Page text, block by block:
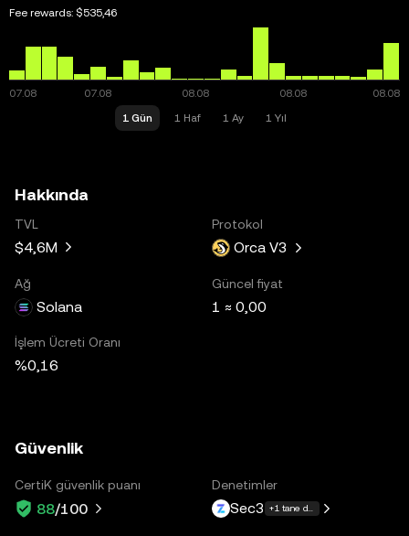
Fee rewards: $535,46
1 Gün 1 Haf 1 Ay 1 Yıl
Hakkında
TVL
$4,6M
Protokol
Orca V3
Ağ
Solana
Güncel fiyat
1 ≈ 0,00
İşlem Ücreti Oranı
%0,16
Güvenlik
CertiK güvenlik puanı
88/100
Denetimler
Sec3 +1 tane daha